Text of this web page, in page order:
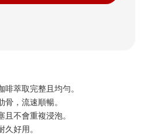
萃取完整且均勻。
，流速順暢。
不會重複浸泡。
好用。